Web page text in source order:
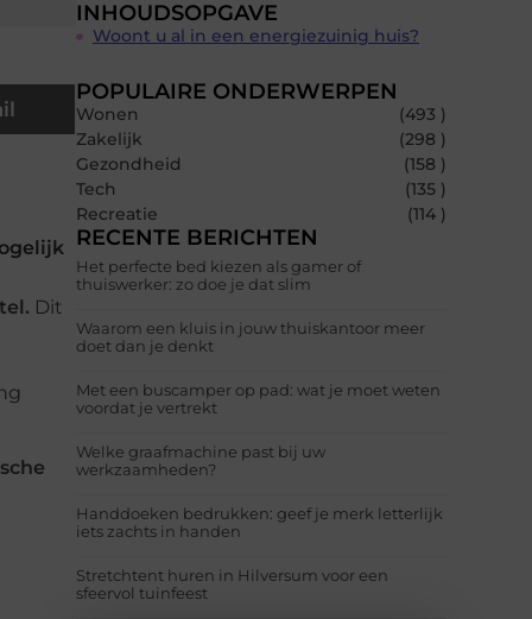
Dit
INHOUDSOPGAVE
Woont u al in een energiezuinig huis?
POPULAIRE ONDERWERPEN
Wonen
(493 )
Zakelijk
(298 )
Gezondheid
(158 )
Tech
(135 )
Recreatie
(114 )
RECENTE BERICHTEN
Het perfecte bed kiezen als gamer of
thuiswerker: zo doe je dat slim
Waarom een kluis in jouw thuiskantoor meer
doet dan je denkt
Met een buscamper op pad: wat je moet weten
voordat je vertrekt
Welke graafmachine past bij uw
werkzaamheden?
Handdoeken bedrukken: geef je merk letterlijk
iets zachts in handen
Stretchtent huren in Hilversum voor een
sfeervol tuinfeest